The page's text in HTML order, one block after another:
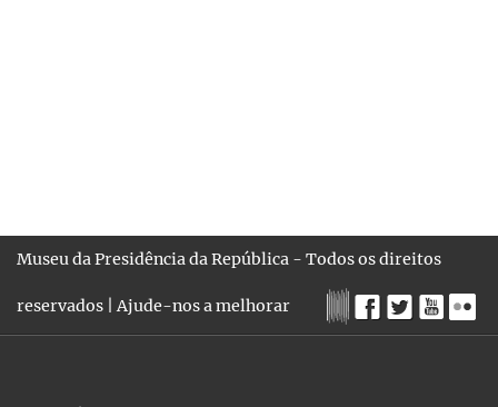
Museu da Presidência da República - Todos os direitos
reservados |Ajude-nos a melhorar